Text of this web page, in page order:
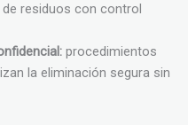
residuos con control
procedimientos
la eliminación segura sin